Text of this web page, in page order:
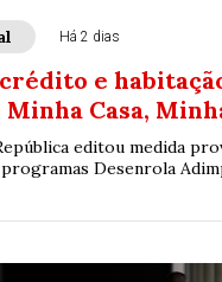
Há 2 dias
e
Casa,
editou medida
Desenrola